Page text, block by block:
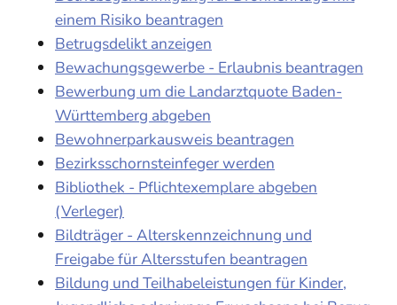
einem Risiko beantragen
Betrugsdelikt anzeigen
Bewachungsgewerbe - Erlaubnis beantragen
Bewerbung um die Landarztquote Baden-
Württemberg abgeben
Bewohnerparkausweis beantragen
Bezirksschornsteinfeger werden
Bibliothek - Pflichtexemplare abgeben
(Verleger)
Bildträger - Alterskennzeichnung und
Freigabe für Altersstufen beantragen
Bildung und Teilhabeleistungen für Kinder,